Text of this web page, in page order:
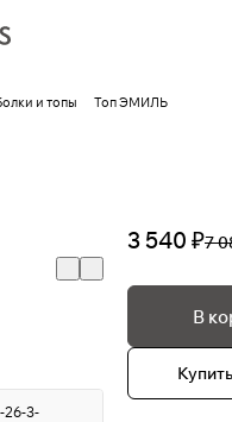
и топы Топ ЭМИЛЬ
26-3-
3 540 ₽7
В